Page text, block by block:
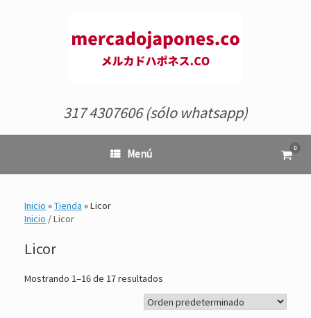
317 4307606 (sólo whatsapp)
Menú Ver
el
0
Inicio »Tienda »Licor
Inicio / Licor
Licor
Mostrando 1–16 de 17 resultados